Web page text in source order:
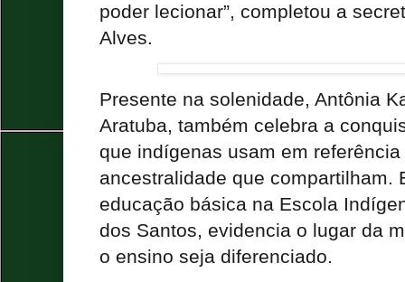
poder lecionar”, completou a
Alves.
Presente na solenidade, Antônia
Aratuba, também celebra a
que indígenas usam em
ancestralidade que compartilham.
educação básica na Escola
dos Santos, evidencia o lugar da
o ensino seja diferenciado.